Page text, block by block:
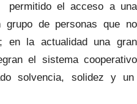
el acceso a una
grupo de personas que no
en la actualidad una gran
el sistema cooperativo
solvencia, solidez y un